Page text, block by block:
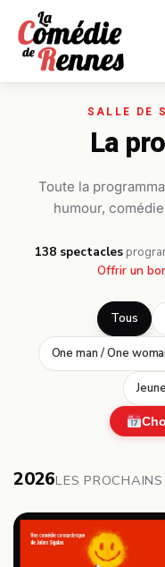
Passer au contenu
La
Toute la
humour,
138 spectacles·
Offrir un
Tous
One man / One
2026LES